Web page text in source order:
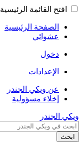
افتح القائمة الرئيسية
الصفحة الرئيسية
عشوائي
دخول
الإعدادات
عن ويكي الجندر
إخلاء مسؤولية
ويكي الجندر
ابحث